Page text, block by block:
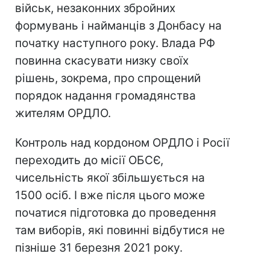
військ, незаконних збройних
формувань і найманців з Донбасу на
початку наступного року. Влада РФ
повинна скасувати низку своїх
рішень, зокрема, про спрощений
порядок надання громадянства
жителям ОРДЛО.
Контроль над кордоном ОРДЛО і Росії
переходить до місії ОБСЄ,
чисельність якої збільшується на
1500 осіб. І вже після цього може
початися підготовка до проведення
там виборів, які повинні відбутися не
пізніше 31 березня 2021 року.